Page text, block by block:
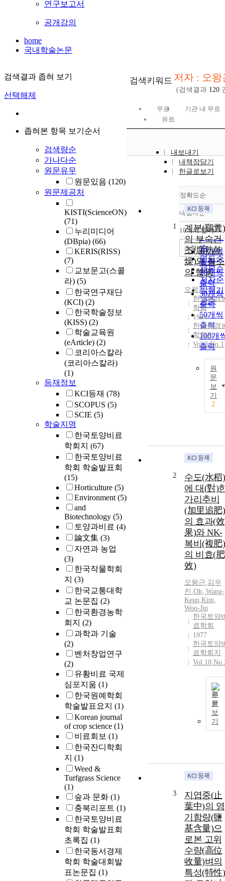
연구보고서
공개강의
home
국내학술논문
검색결과 좁혀 보기
선택해제
좁혀본 항목 보기순서
검색량순
가나다순
원문유무
원문있음 (120)
원문제공처
KISTI(ScienceON)
(71)
누리미디어
(DBpia) (66)
KERIS(RISS)
(7)
교보문고(스콜
라) (5)
한국연구재단
(KCI) (2)
한국학술정보
(KISS) (2)
학술교육원
(eArticle) (2)
코리아스칼라
(코리아스칼라)
(1)
등재정보
KCI등재 (78)
SCOPUS (5)
SCIE (5)
학술지명
한국토양비료
학회지 (67)
한국토양비료
학회 학술발표회
(15)
Horticulture (5)
Environment(5)
and
Biotechnology (5)
토양과비료 (4)
論文集 (3)
자연과 농업
(3)
한국작물학회
지 (3)
한국교통대학
교 논문집 (2)
한국환경농학
회지 (2)
과학과 기술
(2)
벤처창업연구
(2)
유황비료 국제
심포지움 (1)
한국원예학회
학술발표요지 (1)
Korean journal
of crop science (1)
비료회보 (1)
한국잔디학회
지 (1)
Weed &
Turfgrass Science
(1)
숲과 문화 (1)
충북리포트 (1)
한국토양비료
학회 학술발표회
초록집 (1)
한국동서경제
학회 학술대회발
표논문집 (1)
검색키워드 저자 : 오왕
(검색결과 120
무료
기관 내 무료
유료
내보내기
내책장담기
한글로보기
정확도순
정확도
순
인기도
순
연도순
제목순
저자순
발행기
관순
내림차순
내림차
10개씩 출력
10개씩
출력
20개씩
출력
30개씩
출력
50개씩
출력
100개
출력
조회
1
계분(鷄糞)
의 부숙건
조(腐熟乾
燥)와 질소
의 행동
오왕근
한국환경
학회
1984
한국환경
학회지
Vol.3 No.1
원
문
보
기
2
2
수도(水稻)
에 대(對)
가리추비
(加里追肥)
의 효과(效
果)와 NK-
복비(複肥)
의 비효(肥
效)
오왕근,김우
진 ,Oh, Wang-
Keun,Kim,
Woo-Jin
한국토양
료학회
1977
한국토양
료학회지
Vol.10
원
문
보
기
3
지엽중(止
葉中)의 염
기함량(鹽
基含量)으
로본 고위
수량(高位
收量)벼의
특성(特性)